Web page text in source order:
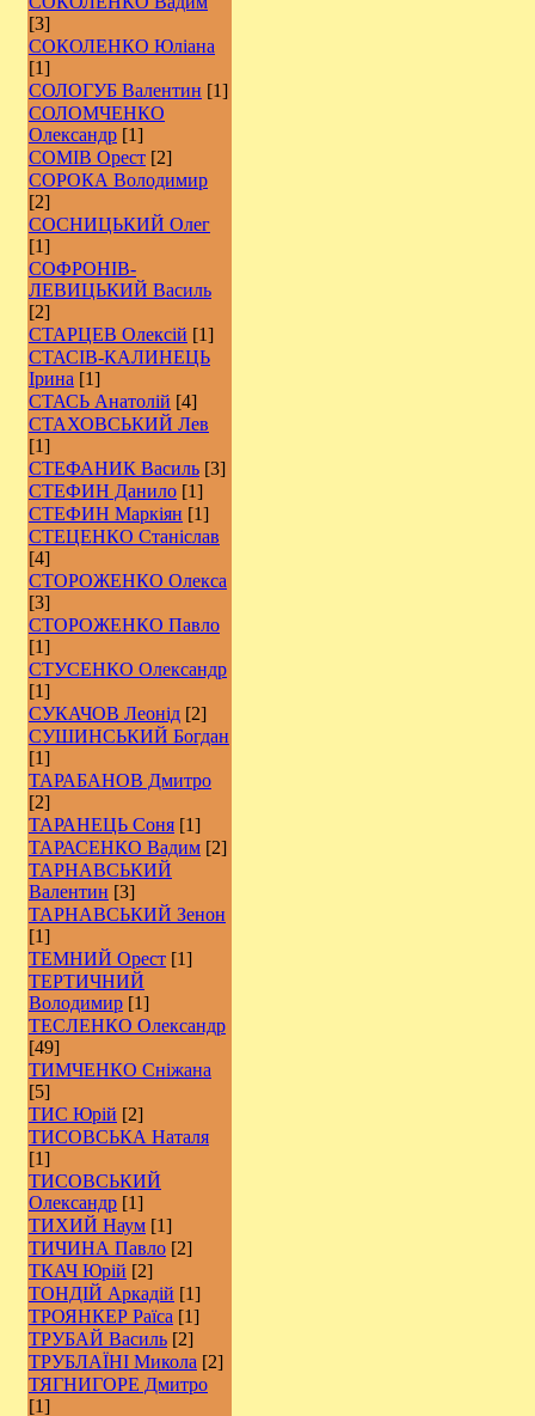
[3]
СОКОЛЕНКО Юліана
[1]
СОЛОГУБ Валентин [1]
СОЛОМЧЕНКО
Олександр [1]
СОМІВ Орест [2]
СОРОКА Володимир
[2]
СОСНИЦЬКИЙ Олег
[1]
СОФРОНІВ-
ЛЕВИЦЬКИЙ Василь
[2]
СТАРЦЕВ Олексій [1]
СТАСІВ-КАЛИНЕЦЬ
Ірина [1]
СТАСЬ Анатолій [4]
СТАХОВСЬКИЙ Лев
[1]
СТЕФАНИК Василь [3]
СТЕФИН Данило [1]
СТЕФИН Маркіян [1]
СТЕЦЕНКО Станіслав
[4]
СТОРОЖЕНКО Олекса
[3]
СТОРОЖЕНКО Павло
[1]
СТУСЕНКО Олександр
[1]
СУКАЧОВ Леонід [2]
СУШИНСЬКИЙ Богдан
[1]
ТАРАБАНОВ Дмитро
[2]
ТАРАНЕЦЬ Соня [1]
ТАРАСЕНКО Вадим [2]
ТАРНАВСЬКИЙ
Валентин [3]
ТАРНАВСЬКИЙ Зенон
[1]
ТЕМНИЙ Орест [1]
ТЕРТИЧНИЙ
Володимир [1]
ТЕСЛЕНКО Олександр
[49]
ТИМЧЕНКО Сніжана
[5]
ТИС Юрій [2]
ТИСОВСЬКА Наталя
[1]
ТИСОВСЬКИЙ
Олександр [1]
ТИХИЙ Наум [1]
ТИЧИНА Павло [2]
ТКАЧ Юрій [2]
ТОНДІЙ Аркадій [1]
ТРОЯНКЕР Раїса [1]
ТРУБАЙ Василь [2]
ТРУБЛАЇНІ Микола [2]
ТЯГНИГОРЕ Дмитро
[1]